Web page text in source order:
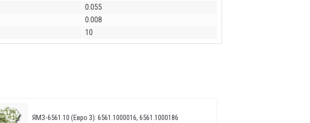
0.055
0.008
10
ЯМЗ-6561.10 (Евро 3): 6561.1000016, 6561.1000186